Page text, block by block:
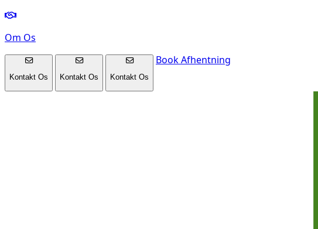
Om Os
Kontakt Os Kontakt Os Kontakt Os
Book Afhentning